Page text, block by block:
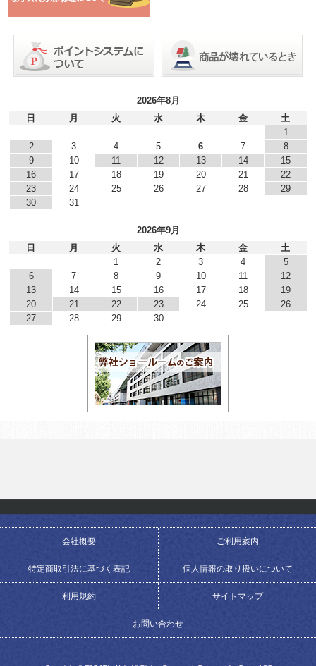
2026年8月
日
月 火 水 木 金
土
1
2
3 4 5 6 7
8
9
10 11 12 13 14
15
16
17 18 19 20 21
22
23
24 25 26 27 28
29
30
31
2026年9月
日
月 火 水 木 金
土
1
2 3 4
5
6
7 8 9 10 11
12
13
14 15 16 17 18
19
20
21 22 23 24 25
26
27
28 29 30
会社概要 ご利用案内
特定商取引法に基づく表記 個人情報の取り扱いについて
利用規約 サイトマップ
お問い合わせ